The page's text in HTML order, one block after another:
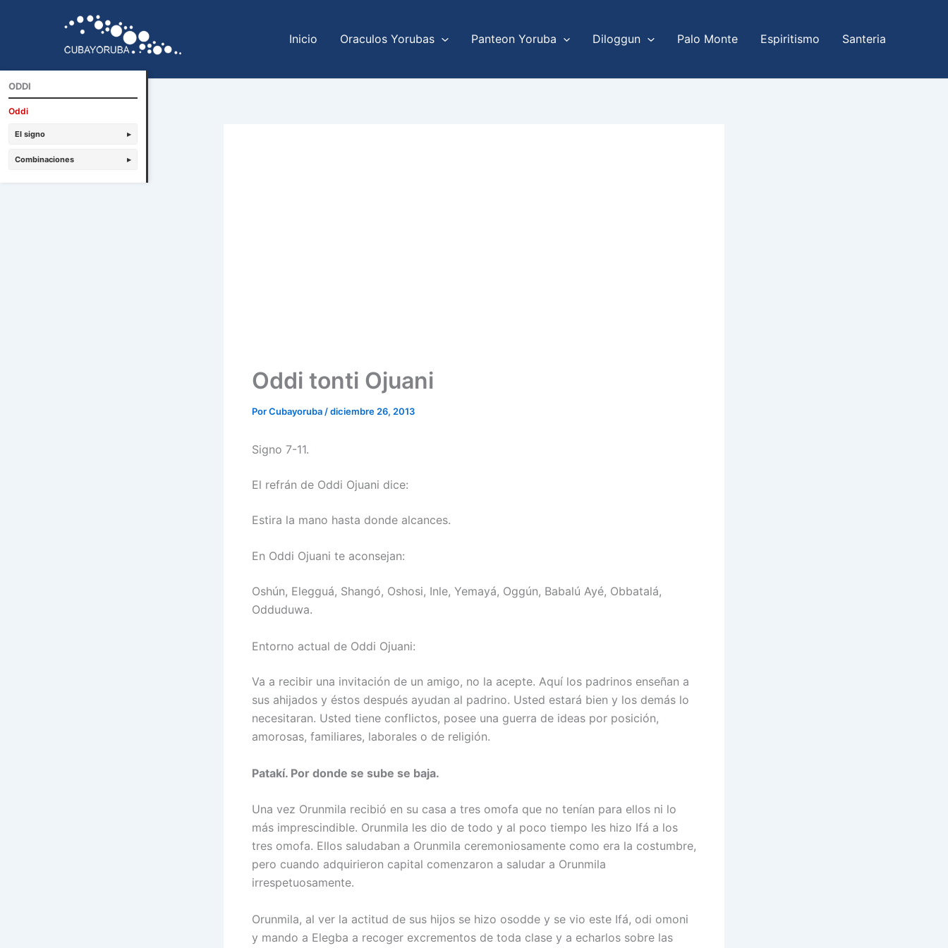
Inicio Oraculos Yorubas Panteon Yoruba Diloggun Palo Monte Espiritismo Santeria
Oddi tonti Ojuani
PorCubayoruba /diciembre 26, 2013
Signo 7-11.
El refrán de Oddi Ojuani dice:
Estira la mano hasta donde alcances.
En Oddi Ojuani te aconsejan:
Oshún, Elegguá, Shangó, Oshosi, Inle, Yemayá, Oggún, Babalú Ayé, Obbatalá,
Odduduwa.
Entorno actual de Oddi Ojuani:
Va a recibir una invitación de un amigo, no la acepte. Aquí los padrinos enseñan a
sus ahijados y éstos después ayudan al padrino. Usted estará bien y los demás lo
necesitaran. Usted tiene conflictos, posee una guerra de ideas por posición,
amorosas, familiares, laborales o de religión.
Patakí. Por donde se sube se baja.
Una vez Orunmila recibió en su casa a tres omofa que no tenían para ellos ni lo
más imprescindible. Orunmila les dio de todo y al poco tiempo les hizo Ifá a los
tres omofa. Ellos saludaban a Orunmila ceremoniosamente como era la costumbre,
pero cuando adquirieron capital comenzaron a saludar a Orunmila
irrespetuosamente.
Orunmila, al ver la actitud de sus hijos se hizo osodde y se vio este Ifá, odi omoni
y mando a Elegba a recoger excrementos de toda clase y a echarlos sobre las
ODDI
Oddi
El signo ▸
Combinaciones ▸